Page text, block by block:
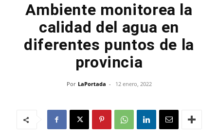
Ambiente monitorea la
calidad del agua en
diferentes puntos de la
provincia
Por LaPortada - 12 enero, 2022